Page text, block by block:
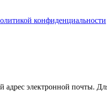
конфиденциальности
электронной почты.